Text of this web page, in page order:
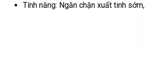
Tính năng: Ngăn chặn xuất tinh sớm